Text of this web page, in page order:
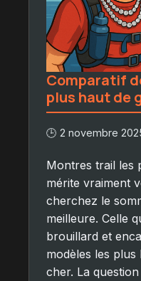
Comparatif
plus haut de
🕒 2 novembre
Montres trail les
mérite vraiment
cherchez le
meilleure. Celle
brouillard et
modèles les
cher. La